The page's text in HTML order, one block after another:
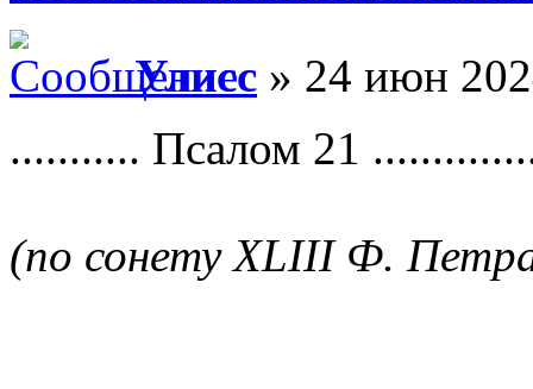
Улисс » 24 июн
........... Псалом 21
(по сонету XLIII Ф.